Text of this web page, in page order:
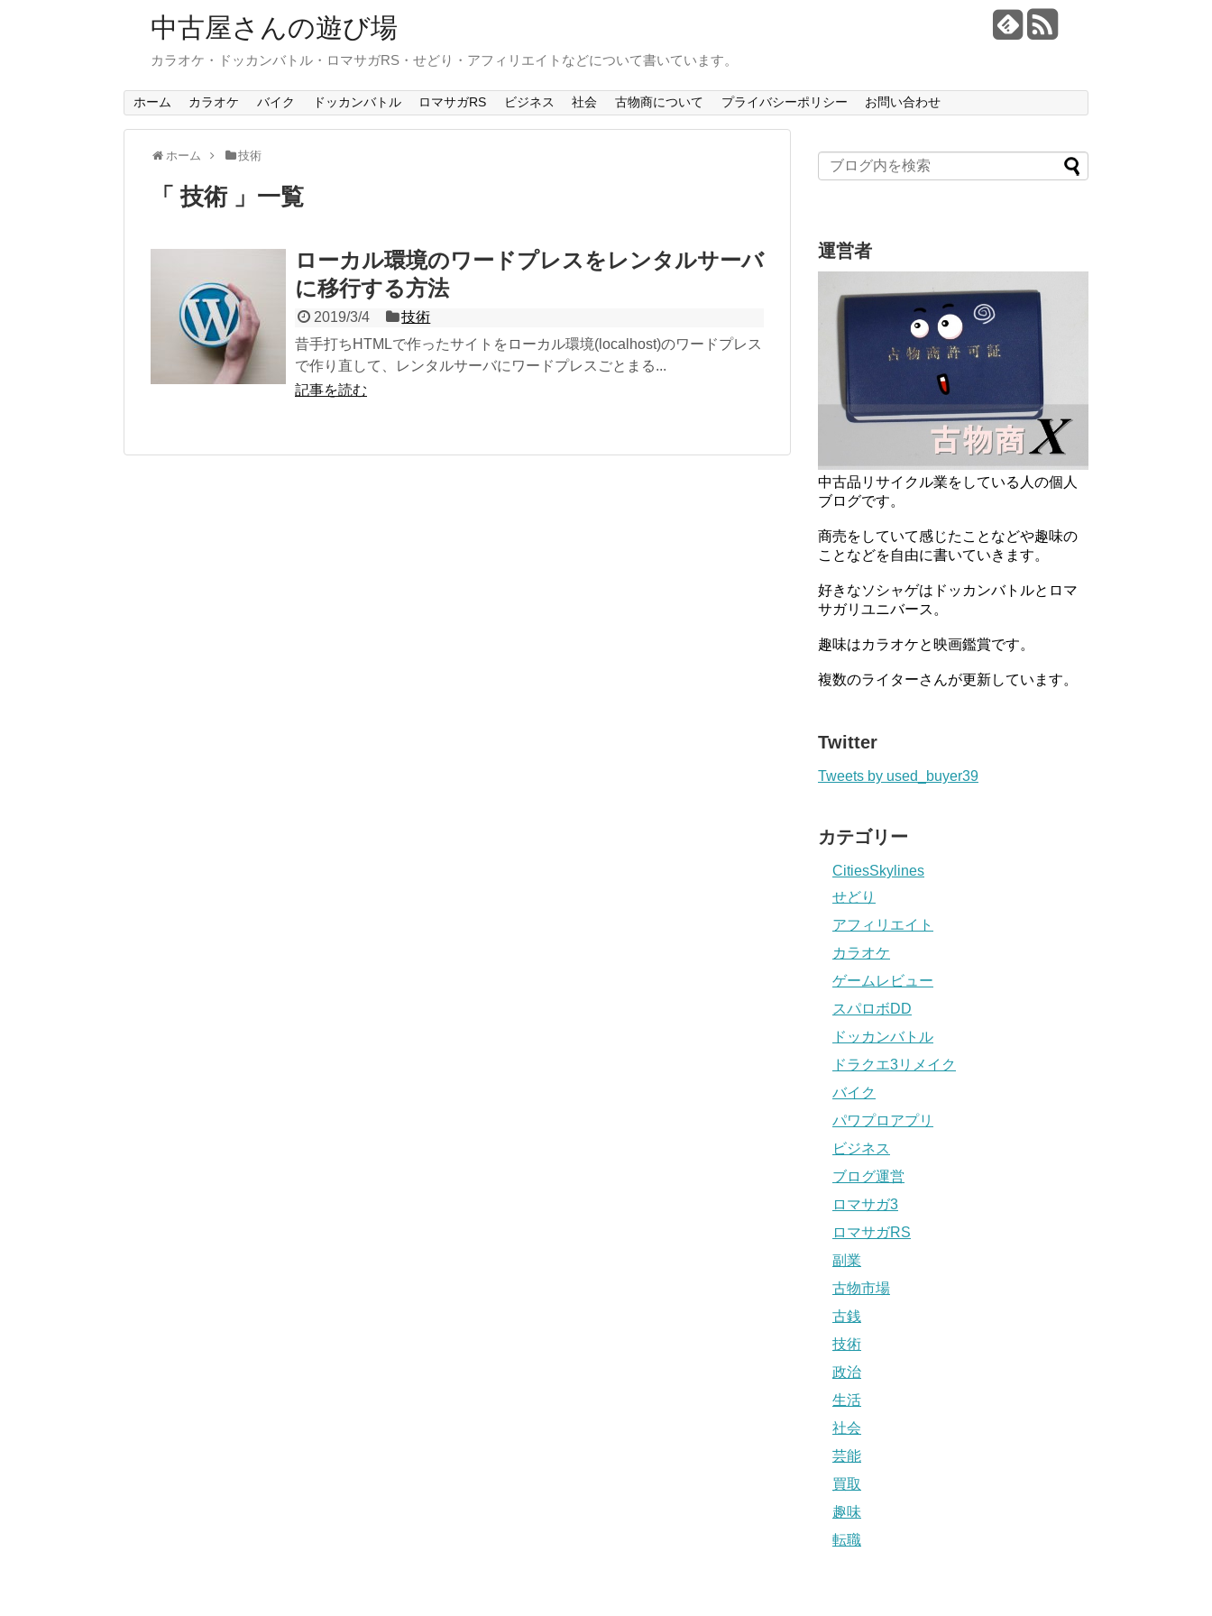
中古屋さんの遊び場
カラオケ・ドッカンバトル・ロマサガRS・せどり・アフィリエイトなどについて書いています。
ホーム カラオケ バイク ドッカンバトル ロマサガRS ビジネス 社会 古物商について プライバシーポリシー お問い合わせ
ホーム 技術
「 技術 」一覧
ローカル環境のワードプレスをレンタルサーバ
に移行する方法
2019/3/4
技術
昔手打ちHTMLで作ったサイトをローカル環境(localhost)のワードプレス
で作り直して、レンタルサーバにワードプレスごとまる...
記事を読む
運営者
中古品リサイクル業をしている人の個人
ブログです。
商売をしていて感じたことなどや趣味の
ことなどを自由に書いていきます。
好きなソシャゲはドッカンバトルとロマ
サガリユニバース。
趣味はカラオケと映画鑑賞です。
複数のライターさんが更新しています。
Twitter
Tweets by used_buyer39
カテゴリー
CitiesSkylines
せどり
アフィリエイト
カラオケ
ゲームレビュー
スパロボDD
ドッカンバトル
ドラクエ3リメイク
バイク
パワプロアプリ
ビジネス
ブログ運営
ロマサガ3
ロマサガRS
副業
古物市場
古銭
技術
政治
生活
社会
芸能
買取
趣味
転職